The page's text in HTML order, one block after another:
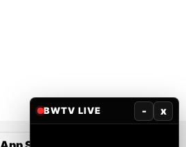
BWTV LIVE - x